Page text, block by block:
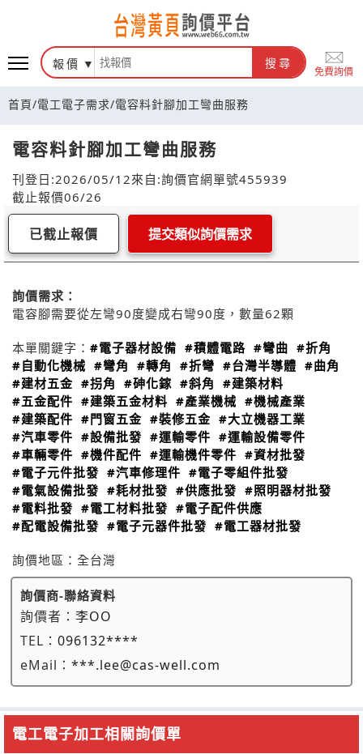
報價 搜尋
免費詢價
首頁/電工電子需求/電容料針腳加工彎曲服務
電容料針腳加工彎曲服務
刊登日:2026/05/12來自:詢價官網單號455939
截止報價06/26
已截止報價 提交類似詢價需求
詢價需求：
電容腳需要從左彎90度變成右彎90度，數量62顆
本單關鍵字： #電子器材設備 #積體電路 #彎曲 #折角
#自動化機械 #彎角 #轉角 #折彎 #台灣半導體 #曲角
#建材五金 #拐角 #砷化鎵 #斜角 #建築材料
#五金配件 #建築五金材料 #產業機械 #機械產業
#建築配件 #門窗五金 #裝修五金 #大立機器工業
#汽車零件 #設備批發 #運輸零件 #運輸設備零件
#車輛零件 #機件配件 #運輸機件零件 #資材批發
#電子元件批發 #汽車修理件 #電子零組件批發
#電氣設備批發 #耗材批發 #供應批發 #照明器材批發
#電料批發 #電工材料批發 #電子配件供應
#配電設備批發 #電子元器件批發 #電工器材批發
詢價地區： 全台灣
詢價商-聯絡資料
詢價者： 李OO
TEL： 096132****
eMail： ***.lee@cas-well.com
電工電子加工相關詢價單